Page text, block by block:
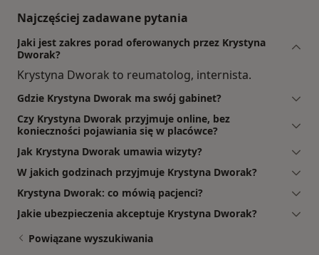
Najczęściej zadawane pytania
Jaki jest zakres porad oferowanych przez Krystyna
Dworak?
Krystyna Dworak to reumatolog, internista.
Gdzie Krystyna Dworak ma swój gabinet?
Czy Krystyna Dworak przyjmuje online, bez
konieczności pojawiania się w placówce?
Jak Krystyna Dworak umawia wizyty?
W jakich godzinach przyjmuje Krystyna Dworak?
Krystyna Dworak: co mówią pacjenci?
Jakie ubezpieczenia akceptuje Krystyna Dworak?
Powiązane wyszukiwania